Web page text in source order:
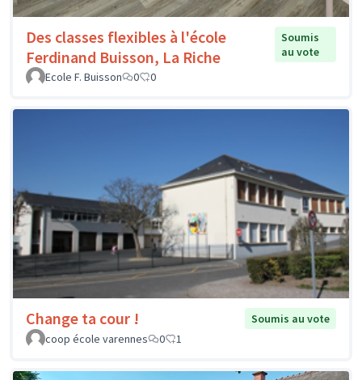
Des classes flexibles à l'école
Ferdinand Buisson, La Riche
Soumis
au vote
Ecole F. Buisson
0 0
Change ta cour !
Soumis au vote
coop école varennes
0 1